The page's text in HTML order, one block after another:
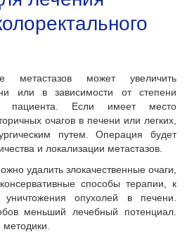
метастазов может увеличить
или в зависимости от степени
пациента. Если имеет место
очагов в печени или легких,
путем. Операция будет
и локализации метастазов.
удалить злокачественные очаги,
способы терапии, к
опухолей в печени.
меньший лечебный потенциал.
методики.